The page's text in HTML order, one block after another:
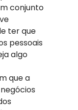
conjunto
ter que
pessoais
algo
que a